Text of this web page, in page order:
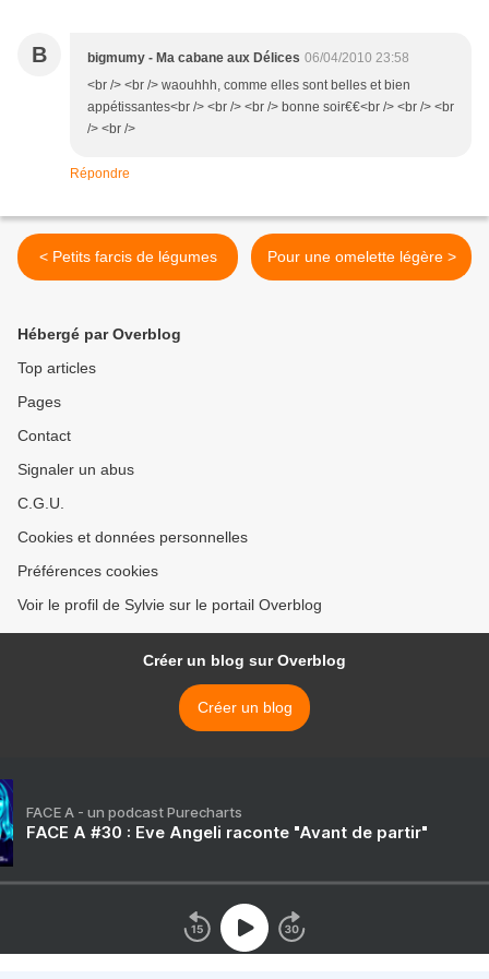
B bigmumy - Ma cabane aux Délices 06/04/2010 23:58
<br /> <br /> waouhhh, comme elles sont belles et bien
appétissantes<br /> <br /> <br /> bonne soir€€<br /> <br /> <br
/> <br />
Répondre
< Petits farcis de légumes Pour une omelette légère >
Hébergé par Overblog
Top articles
Pages
Contact
Signaler un abus
C.G.U.
Cookies et données personnelles
Préférences cookies
Voir le profil de Sylvie sur le portail Overblog
Créer un blog sur Overblog
Créer un blog
FACE A - un podcast Purecharts
FACE A #30 : Eve Angeli raconte "Avant de partir"